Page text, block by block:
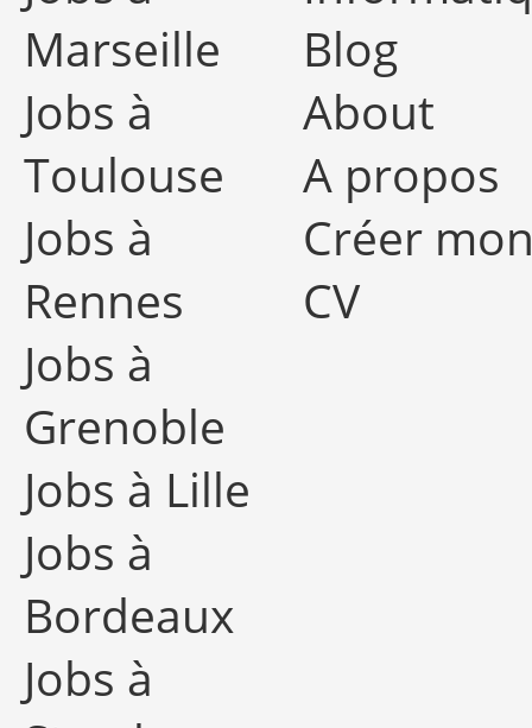
Marseille
Jobs à
Toulouse
Jobs à
Rennes
Jobs à
Grenoble
Jobs à Lille
Jobs à
Bordeaux
Jobs à
Blog
About
A propos
Créer
CV